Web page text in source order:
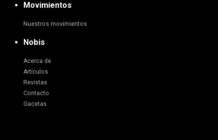
Movimientos
Nuestros movimientos
Nobis
Acerca de
Artículos
Revistas
Contacto
Gacetas